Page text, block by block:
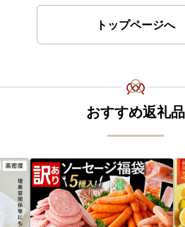
トップページへ
おすすめ返礼品